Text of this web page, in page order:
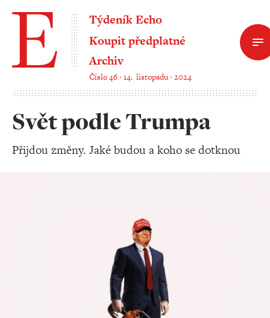
Týdeník Echo
Koupit předplatné
Archiv
Číslo 46 ‧ 14. listopadu ‧ 2024
Svět podle Trumpa
Přijdou změny. Jaké budou a koho se dotknou